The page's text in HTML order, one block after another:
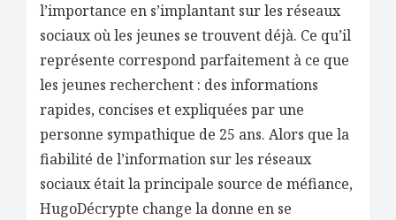
l’importance en s’implantant sur les réseaux
sociaux où les jeunes se trouvent déjà. Ce qu’il
représente correspond parfaitement à ce que
les jeunes recherchent : des informations
rapides, concises et expliquées par une
personne sympathique de 25 ans. Alors que la
fiabilité de l’information sur les réseaux
sociaux était la principale source de méfiance,
HugoDécrypte change la donne en se